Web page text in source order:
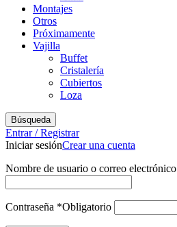
Montajes
Otros
Próximamente
Vajilla
Buffet
Cristalería
Cubiertos
Loza
Búsqueda
Entrar / Registrar
Iniciar sesiónCrear una cuenta
Nombre de usuario o correo electrónico
Contraseña *Obligatorio